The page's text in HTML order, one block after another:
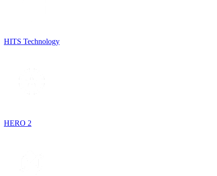
HITS Technology
HERO 2